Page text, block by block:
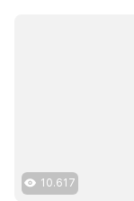
10.617